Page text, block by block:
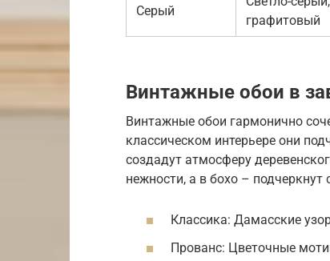
Серый
графитовый
Винтажные обои в
Винтажные обои гармонично
классическом интерьере они
создадут атмосферу
нежности, а в бохо – подчеркнут
Классика: Дамасские
Прованс: Цветочные